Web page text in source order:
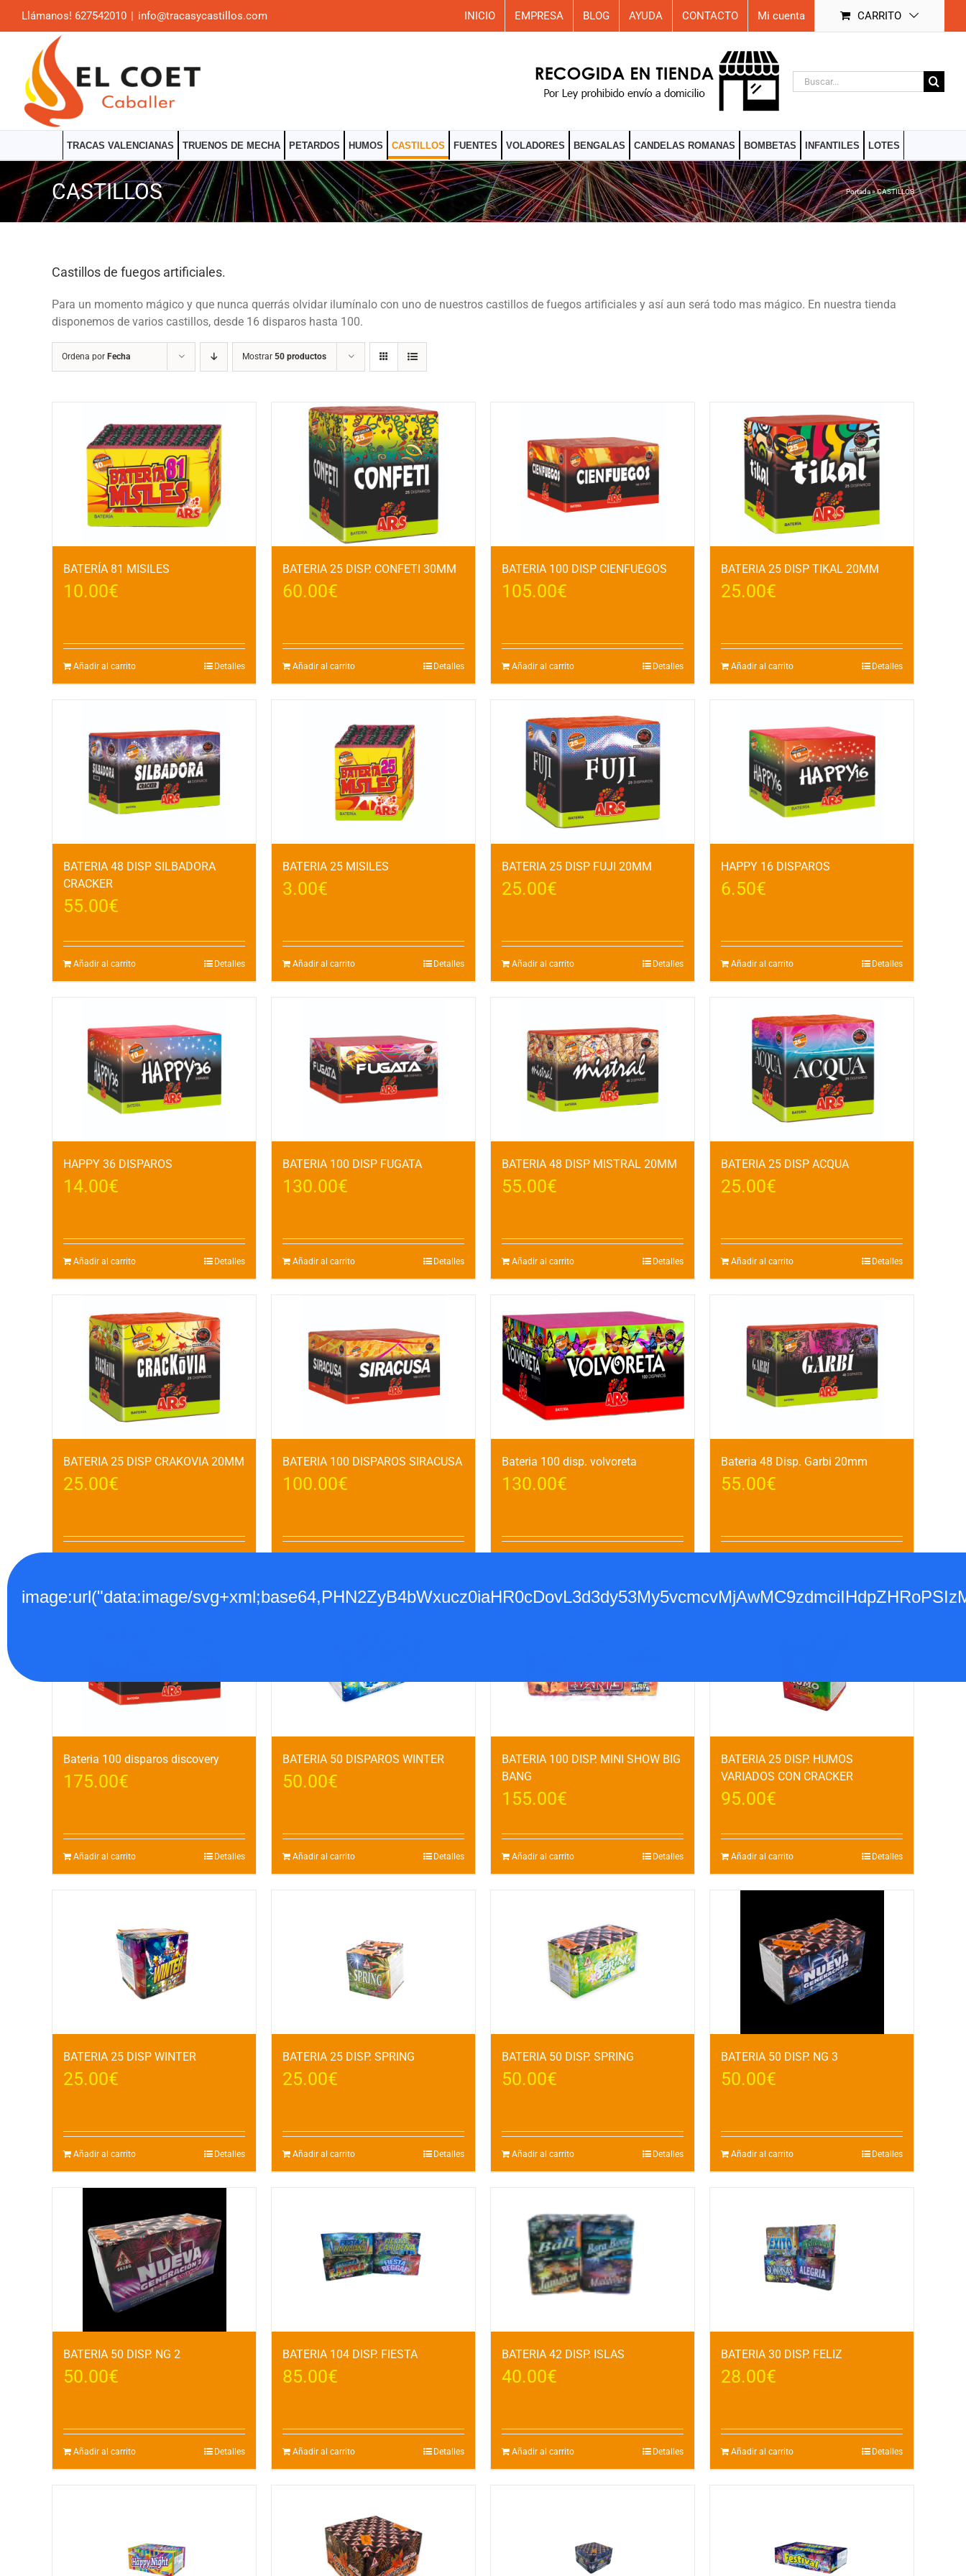
Saltar
contenido
Llámanos! 627542010 | info@tracasycastillos.com INICIO EMPRESA BLOG AYUDA CONTACTO Mi cuenta CARRITO
Buscar:
TRACAS VALENCIANAS TRUENOS DE MECHA PETARDOS HUMOS CASTILLOS FUENTES VOLADORES BENGALAS CANDELAS ROMANAS BOMBETAS INFANTILES LOTES
CASTILLOS Portada»CASTILLOS
Castillos de fuegos artificiales.
Para un momento mágico y que nunca querrás olvidar ilumínalo con uno de nuestros castillos de fuegos artificiales y así aun será todo mas mágico. En nuestra tienda
disponemos de varios castillos, desde 16 disparos hasta 100.
Ordena por Fecha Mostrar 50 productos
BATERÍA 81 MISILES
10.00€
Añadir al carrito Detalles
BATERIA 25 DISP. CONFETI 30MM
60.00€
Añadir al carrito Detalles
BATERIA 100 DISP CIENFUEGOS
105.00€
Añadir al carrito Detalles
BATERIA 25 DISP TIKAL 20MM
25.00€
Añadir al carrito Detalles
BATERIA 48 DISP SILBADORA
CRACKER
55.00€
Añadir al carrito Detalles
BATERIA 25 MISILES
3.00€
Añadir al carrito Detalles
BATERIA 25 DISP FUJI 20MM
25.00€
Añadir al carrito Detalles
HAPPY 16 DISPAROS
6.50€
Añadir al carrito Detalles
HAPPY 36 DISPAROS
14.00€
Añadir al carrito Detalles
BATERIA 100 DISP FUGATA
130.00€
Añadir al carrito Detalles
BATERIA 48 DISP MISTRAL 20MM
55.00€
Añadir al carrito Detalles
BATERIA 25 DISP ACQUA
25.00€
Añadir al carrito Detalles
BATERIA 25 DISP CRAKOVIA 20MM
25.00€
BATERIA 100 DISPAROS SIRACUSA
100.00€
Bateria 100 disp. volvoreta
130.00€
Bateria 48 Disp. Garbi 20mm
55.00€
Bateria 100 disparos discovery
175.00€
Añadir al carrito Detalles
BATERIA 50 DISPAROS WINTER
50.00€
Añadir al carrito Detalles
BATERIA 100 DISP. MINI SHOW BIG
BANG
155.00€
Añadir al carrito Detalles
BATERIA 25 DISP. HUMOS
VARIADOS CON CRACKER
95.00€
Añadir al carrito Detalles
BATERIA 25 DISP WINTER
25.00€
Añadir al carrito Detalles
BATERIA 25 DISP. SPRING
25.00€
Añadir al carrito Detalles
BATERIA 50 DISP. SPRING
50.00€
Añadir al carrito Detalles
BATERIA 50 DISP. NG 3
50.00€
Añadir al carrito Detalles
BATERIA 50 DISP. NG 2
50.00€
Añadir al carrito Detalles
BATERIA 104 DISP. FIESTA
85.00€
Añadir al carrito Detalles
BATERIA 42 DISP. ISLAS
40.00€
Añadir al carrito Detalles
BATERIA 30 DISP. FELIZ
28.00€
Añadir al carrito Detalles
image:url("data:image/